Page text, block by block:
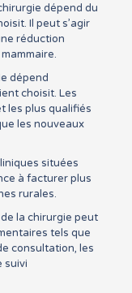
dépend du
Il peut s’agir
réduction
dépend
choisit. Les
les plus qualifiés
les nouveaux
situées
à facturer plus
rurales.
la chirurgie peut
tels que
consultation, les
suivi